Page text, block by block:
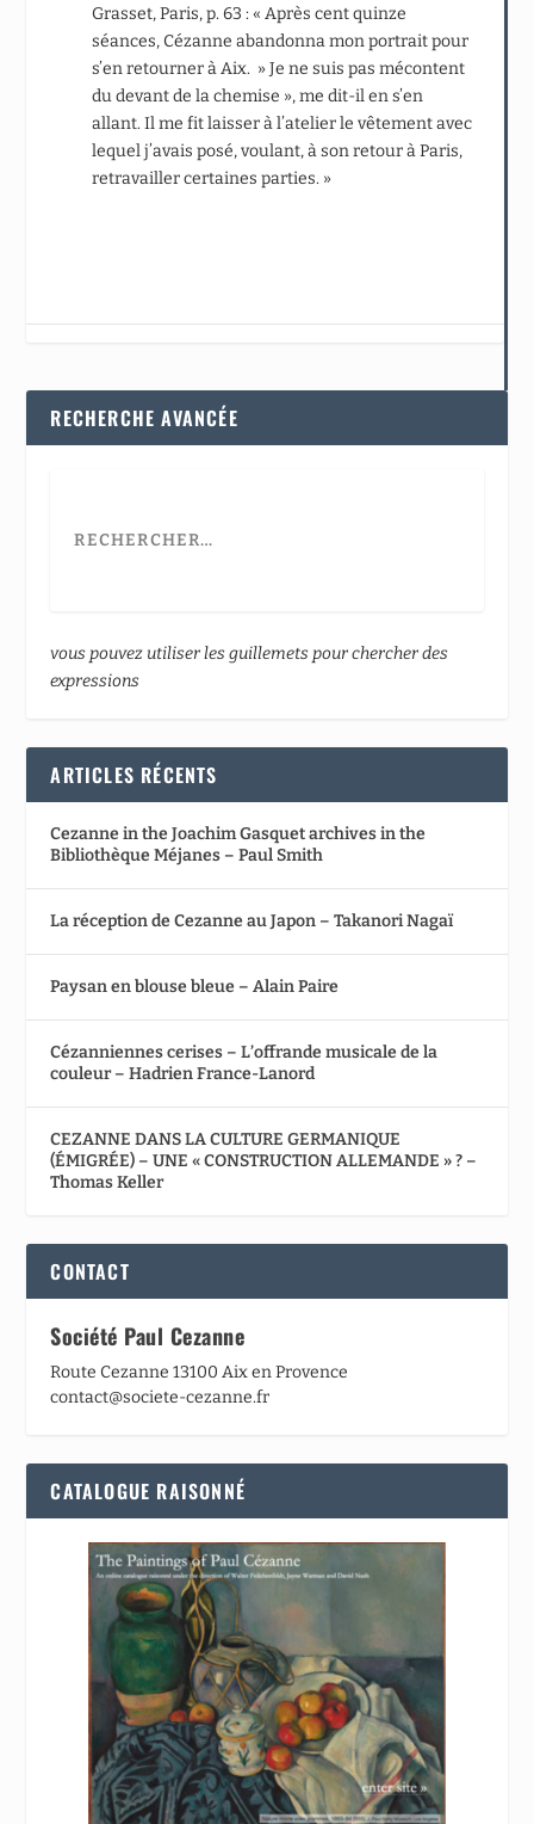
Grasset, Paris, p. 63 : « Après cent quinze
séances, Cézanne abandonna mon portrait pour
s’en retourner à Aix. » Je ne suis pas mécontent
du devant de la chemise », me dit-il en s’en
allant. Il me fit laisser à l’atelier le vêtement avec
lequel j’avais posé, voulant, à son retour à Paris,
retravailler certaines parties. »
RECHERCHE AVANCÉE
vous pouvez utiliser les guillemets pour chercher des
expressions
ARTICLES RÉCENTS
Cezanne in the Joachim Gasquet archives in the
Bibliothèque Méjanes – Paul Smith
La réception de Cezanne au Japon – Takanori Nagaï
Paysan en blouse bleue – Alain Paire
Cézanniennes cerises – L’offrande musicale de la
couleur – Hadrien France-Lanord
CEZANNE DANS LA CULTURE GERMANIQUE
(ÉMIGRÉE) – UNE « CONSTRUCTION ALLEMANDE » ? –
Thomas Keller
CONTACT
Société Paul Cezanne
Route Cezanne 13100 Aix en Provence
contact@societe-cezanne.fr
CATALOGUE RAISONNÉ